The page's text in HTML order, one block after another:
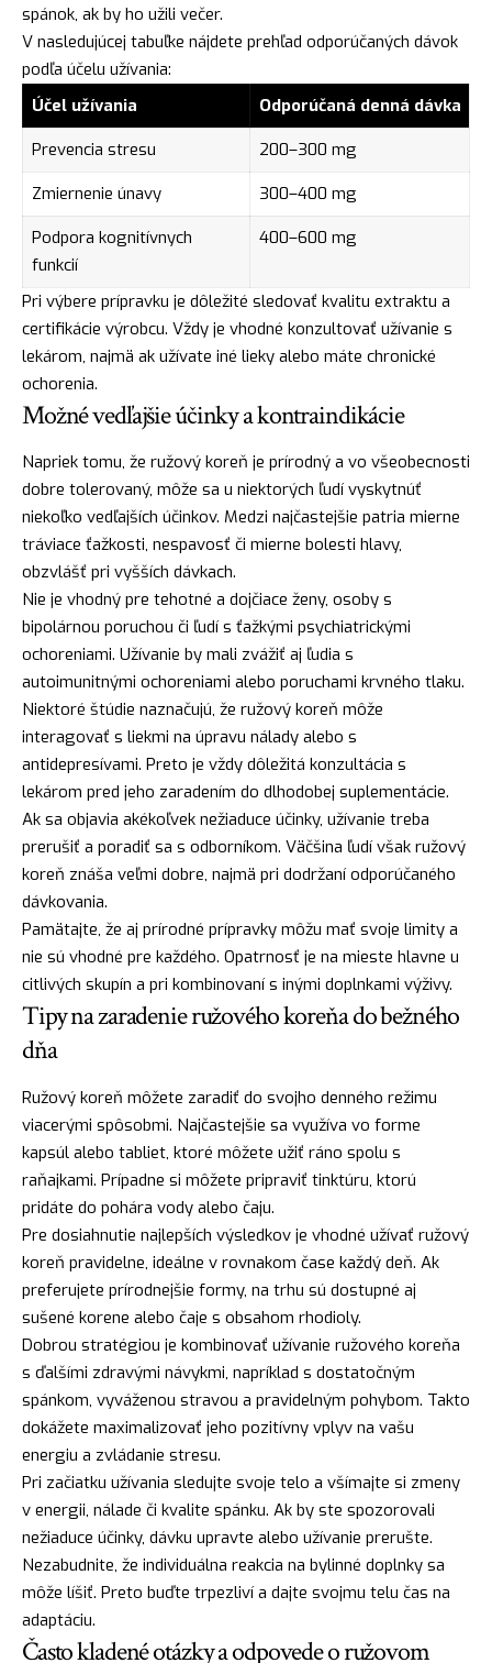
spánok, ak by ho užili večer.
V nasledujúcej tabuľke nájdete prehľad odporúčaných dávok
podľa účelu užívania:
Účel užívania
Odporúčaná denná dávka
Prevencia stresu
200–300 mg
Zmiernenie únavy
300–400 mg
Podpora kognitívnych
funkcií
400–600 mg
Pri výbere prípravku je dôležité sledovať kvalitu extraktu a
certifikácie výrobcu. Vždy je vhodné konzultovať užívanie s
lekárom, najmä ak užívate iné lieky alebo máte chronické
ochorenia.
Možné vedľajšie účinky a kontraindikácie
Napriek tomu, že ružový koreň je prírodný a vo všeobecnosti
dobre tolerovaný, môže sa u niektorých ľudí vyskytnúť
niekoľko vedľajších účinkov. Medzi najčastejšie patria mierne
tráviace ťažkosti, nespavosť či mierne bolesti hlavy,
obzvlášť pri vyšších dávkach.
Nie je vhodný pre tehotné a dojčiace ženy, osoby s
bipolárnou poruchou či ľudí s ťažkými psychiatrickými
ochoreniami. Užívanie by mali zvážiť aj ľudia s
autoimunitnými ochoreniami alebo poruchami krvného tlaku.
Niektoré štúdie naznačujú, že ružový koreň môže
interagovať s liekmi na úpravu nálady alebo s
antidepresívami. Preto je vždy dôležitá konzultácia s
lekárom pred jeho zaradením do dlhodobej suplementácie.
Ak sa objavia akékoľvek nežiaduce účinky, užívanie treba
prerušiť a poradiť sa s odborníkom. Väčšina ľudí však ružový
koreň znáša veľmi dobre, najmä pri dodržaní odporúčaného
dávkovania.
Pamätajte, že aj prírodné prípravky môžu mať svoje limity a
nie sú vhodné pre každého. Opatrnosť je na mieste hlavne u
citlivých skupín a pri kombinovaní s inými doplnkami výživy.
Tipy na zaradenie ružového koreňa do bežného
dňa
Ružový koreň môžete zaradiť do svojho denného režimu
viacerými spôsobmi. Najčastejšie sa využíva vo forme
kapsúl alebo tabliet, ktoré môžete užiť ráno spolu s
raňajkami. Prípadne si môžete pripraviť tinktúru, ktorú
pridáte do pohára vody alebo čaju.
Pre dosiahnutie najlepších výsledkov je vhodné užívať ružový
koreň pravidelne, ideálne v rovnakom čase každý deň. Ak
preferujete prírodnejšie formy, na trhu sú dostupné aj
sušené korene alebo čaje s obsahom rhodioly.
Dobrou stratégiou je kombinovať užívanie ružového koreňa
s ďalšími zdravými návykmi, napríklad s dostatočným
spánkom, vyváženou stravou a pravidelným pohybom. Takto
dokážete maximalizovať jeho pozitívny vplyv na vašu
energiu a zvládanie stresu.
Pri začiatku užívania sledujte svoje telo a všímajte si zmeny
v energii, nálade či kvalite spánku. Ak by ste spozorovali
nežiaduce účinky, dávku upravte alebo užívanie prerušte.
Nezabudnite, že individuálna reakcia na bylinné doplnky sa
môže líšiť. Preto buďte trpezliví a dajte svojmu telu čas na
adaptáciu.
Často kladené otázky a odpovede o ružovom